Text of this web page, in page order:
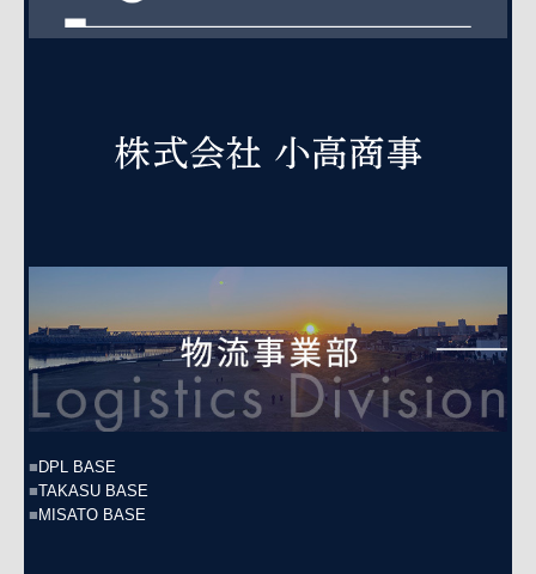
■DPL BASE
■TAKASU BASE
■MISATO BASE